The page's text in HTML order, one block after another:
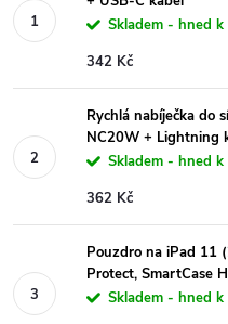
Skladem - hned k
342 Kč
Rychlá nabíječka do
NC20W + Lightning
Skladem - hned k
362 Kč
Pouzdro na iPad 11
Protect, SmartCase
Skladem - hned k